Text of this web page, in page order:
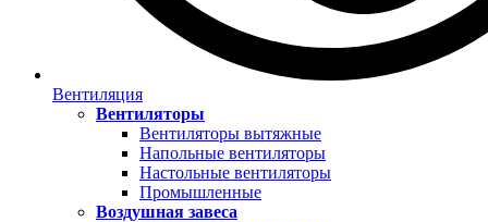
Вентиляция
Вентиляторы
Вентиляторы вытяжные
Напольные вентиляторы
Настольные вентиляторы
Промышленные
Воздушная завеса